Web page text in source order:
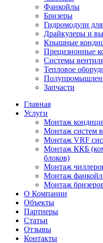
Фанкойлы
Бризеры
Гидромодули
Драйкулеры и
Крышные
Прецизионные
Системы
Тепловое
Запчасти
Главная
Услуги
Монтаж
Монтаж cистем
Монтаж VRF
Монтаж ККБ
блоков)
Монтаж
Монтаж
Монтаж
О Компании
Объекты
Партнеры
Статьи
Отзывы
Контакты